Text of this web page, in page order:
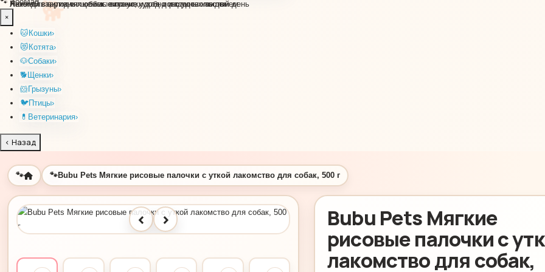
🐕
Лакомства, уют и любимые покупки для довольных кошек
Хиты для активных собак: вкусно, удобно и с удовольствием
Нежный старт для щенка: питание, уход и радость каждый день
×
🐱 Кошки›
😻 Котята›
🐶Собаки›
🐕Щенки›
🐹Грызуны›
🐦Птицы›
💊 Ветеринария›
‹ Назад
🐾 🐾Bubu Pets Мягкие рисовые палочки с уткой лакомство для собак, 500 г
‹ ›
🐾
🐾
Bubu Pets Мягкие
рисовые палочки с
лакомство для собак,